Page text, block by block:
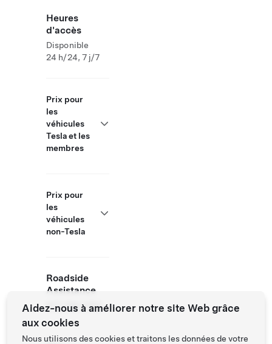
Heures
d'accès
Disponible
24 h/24, 7 j/7
Prix pour
les
véhicules
Tesla et les
membres
Prix pour
les
véhicules
non-Tesla
Roadside
Assistance
877 798 3752
Aidez-nous à améliorer notre site Web grâce
aux cookies
Nous utilisons des cookies et traitons les données de votre